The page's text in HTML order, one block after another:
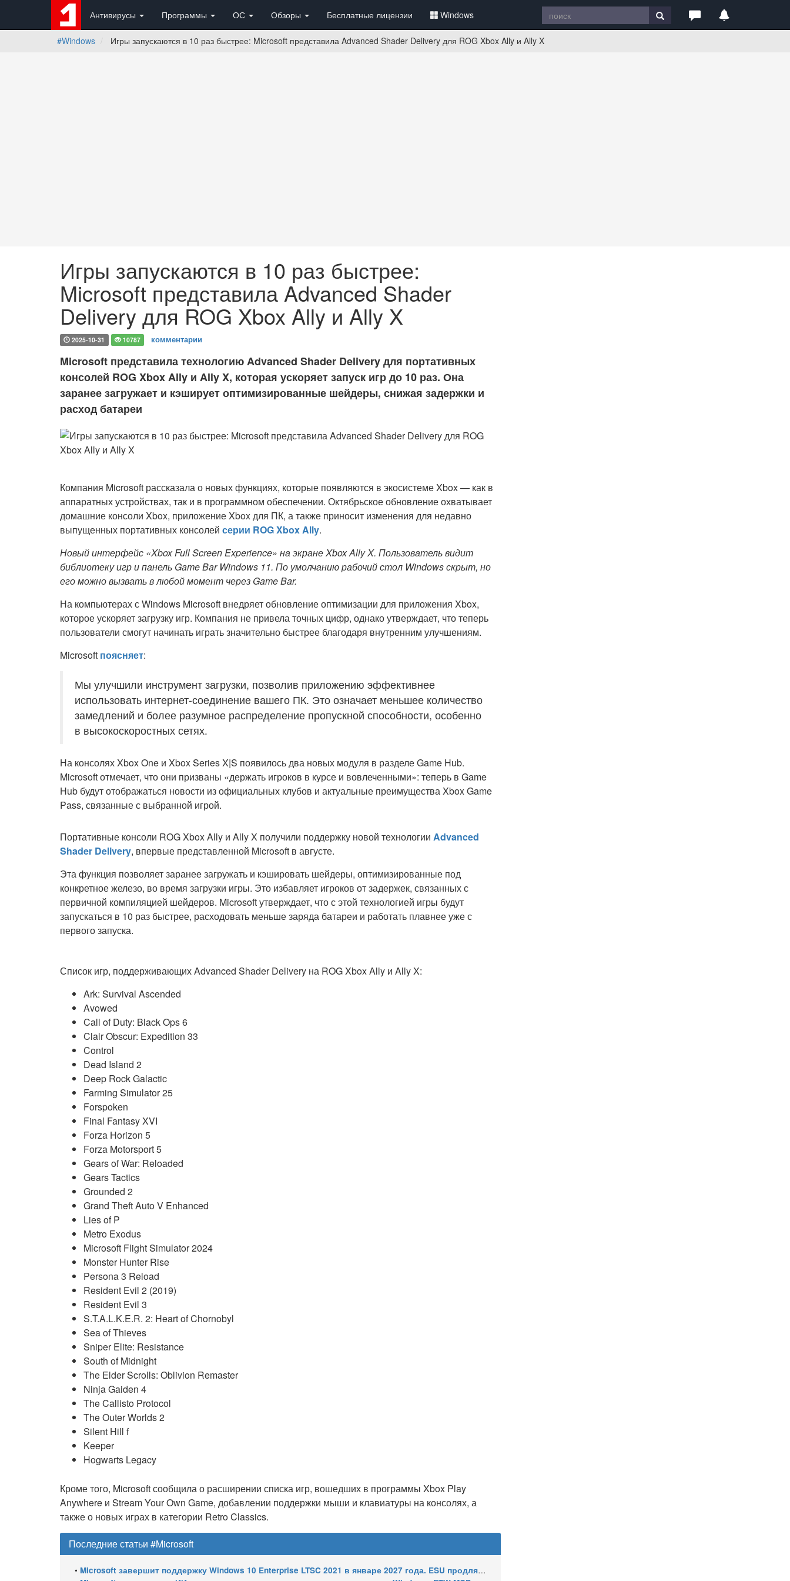
Антивирусы Программы ОС Обзоры Бесплатные лицензии Windows
#Windows Игры запускаются в 10 раз быстрее: Microsoft представила Advanced Shader Delivery для ROG Xbox Ally и Ally X
Игры запускаются в 10 раз быстрее:
Microsoft представила Advanced Shader
Delivery для ROG Xbox Ally и Ally X
2025-10-31 10787 комментарии
Microsoft представила технологию Advanced Shader Delivery для портативных
консолей ROG Xbox Ally и Ally X, которая ускоряет запуск игр до 10 раз. Она
заранее загружает и кэширует оптимизированные шейдеры, снижая задержки и
расход батареи
Компания Microsoft рассказала о новых функциях, которые появляются в экосистеме Xbox — как в
аппаратных устройствах, так и в программном обеспечении. Октябрьское обновление охватывает
домашние консоли Xbox, приложение Xbox для ПК, а также приносит изменения для недавно
выпущенных портативных консолей серии ROG Xbox Ally.
Новый интерфейс «Xbox Full Screen Experience» на экране Xbox Ally X. Пользователь видит
библиотеку игр и панель Game Bar Windows 11. По умолчанию рабочий стол Windows скрыт, но
его можно вызвать в любой момент через Game Bar.
На компьютерах с Windows Microsoft внедряет обновление оптимизации для приложения Xbox,
которое ускоряет загрузку игр. Компания не привела точных цифр, однако утверждает, что теперь
пользователи смогут начинать играть значительно быстрее благодаря внутренним улучшениям.
Microsoft поясняет:
Мы улучшили инструмент загрузки, позволив приложению эффективнее
использовать интернет-соединение вашего ПК. Это означает меньшее количество
замедлений и более разумное распределение пропускной способности, особенно
в высокоскоростных сетях.
На консолях Xbox One и Xbox Series X|S появилось два новых модуля в разделе Game Hub.
Microsoft отмечает, что они призваны «держать игроков в курсе и вовлеченными»: теперь в Game
Hub будут отображаться новости из официальных клубов и актуальные преимущества Xbox Game
Pass, связанные с выбранной игрой.
Портативные консоли ROG Xbox Ally и Ally X получили поддержку новой технологии Advanced
Shader Delivery, впервые представленной Microsoft в августе.
Эта функция позволяет заранее загружать и кэшировать шейдеры, оптимизированные под
конкретное железо, во время загрузки игры. Это избавляет игроков от задержек, связанных с
первичной компиляцией шейдеров. Microsoft утверждает, что с этой технологией игры будут
запускаться в 10 раз быстрее, расходовать меньше заряда батареи и работать плавнее уже с
первого запуска.
Список игр, поддерживающих Advanced Shader Delivery на ROG Xbox Ally и Ally X:
Ark: Survival Ascended
Avowed
Call of Duty: Black Ops 6
Clair Obscur: Expedition 33
Control
Dead Island 2
Deep Rock Galactic
Farming Simulator 25
Forspoken
Final Fantasy XVI
Forza Horizon 5
Forza Motorsport 5
Gears of War: Reloaded
Gears Tactics
Grounded 2
Grand Theft Auto V Enhanced
Lies of P
Metro Exodus
Microsoft Flight Simulator 2024
Monster Hunter Rise
Persona 3 Reload
Resident Evil 2 (2019)
Resident Evil 3
S.T.A.L.K.E.R. 2: Heart of Chornobyl
Sea of Thieves
Sniper Elite: Resistance
South of Midnight
The Elder Scrolls: Oblivion Remaster
Ninja Gaiden 4
The Callisto Protocol
The Outer Worlds 2
Silent Hill f
Keeper
Hogwarts Legacy
Кроме того, Microsoft сообщила о расширении списка игр, вошедших в программы Xbox Play
Anywhere и Stream Your Own Game, добавлении поддержки мыши и клавиатуры на консолях, а
также о новых играх в категории Retro Classics.
Последние статьи #Microsoft
• Microsoft завершит поддержку Windows 10 Enterprise LTSC 2021 в январе 2027 года. ESU продлят обновления до января 2030 года